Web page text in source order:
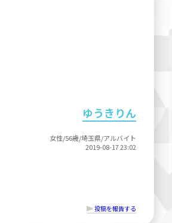
ゆうきりん
女性/56歳/埼玉県/アルバイト
2019-08-17 23:02
投稿を報告する